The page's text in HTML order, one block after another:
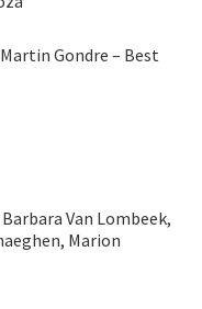
Gondre – Best
Barbara Van Lombeek,
Marion